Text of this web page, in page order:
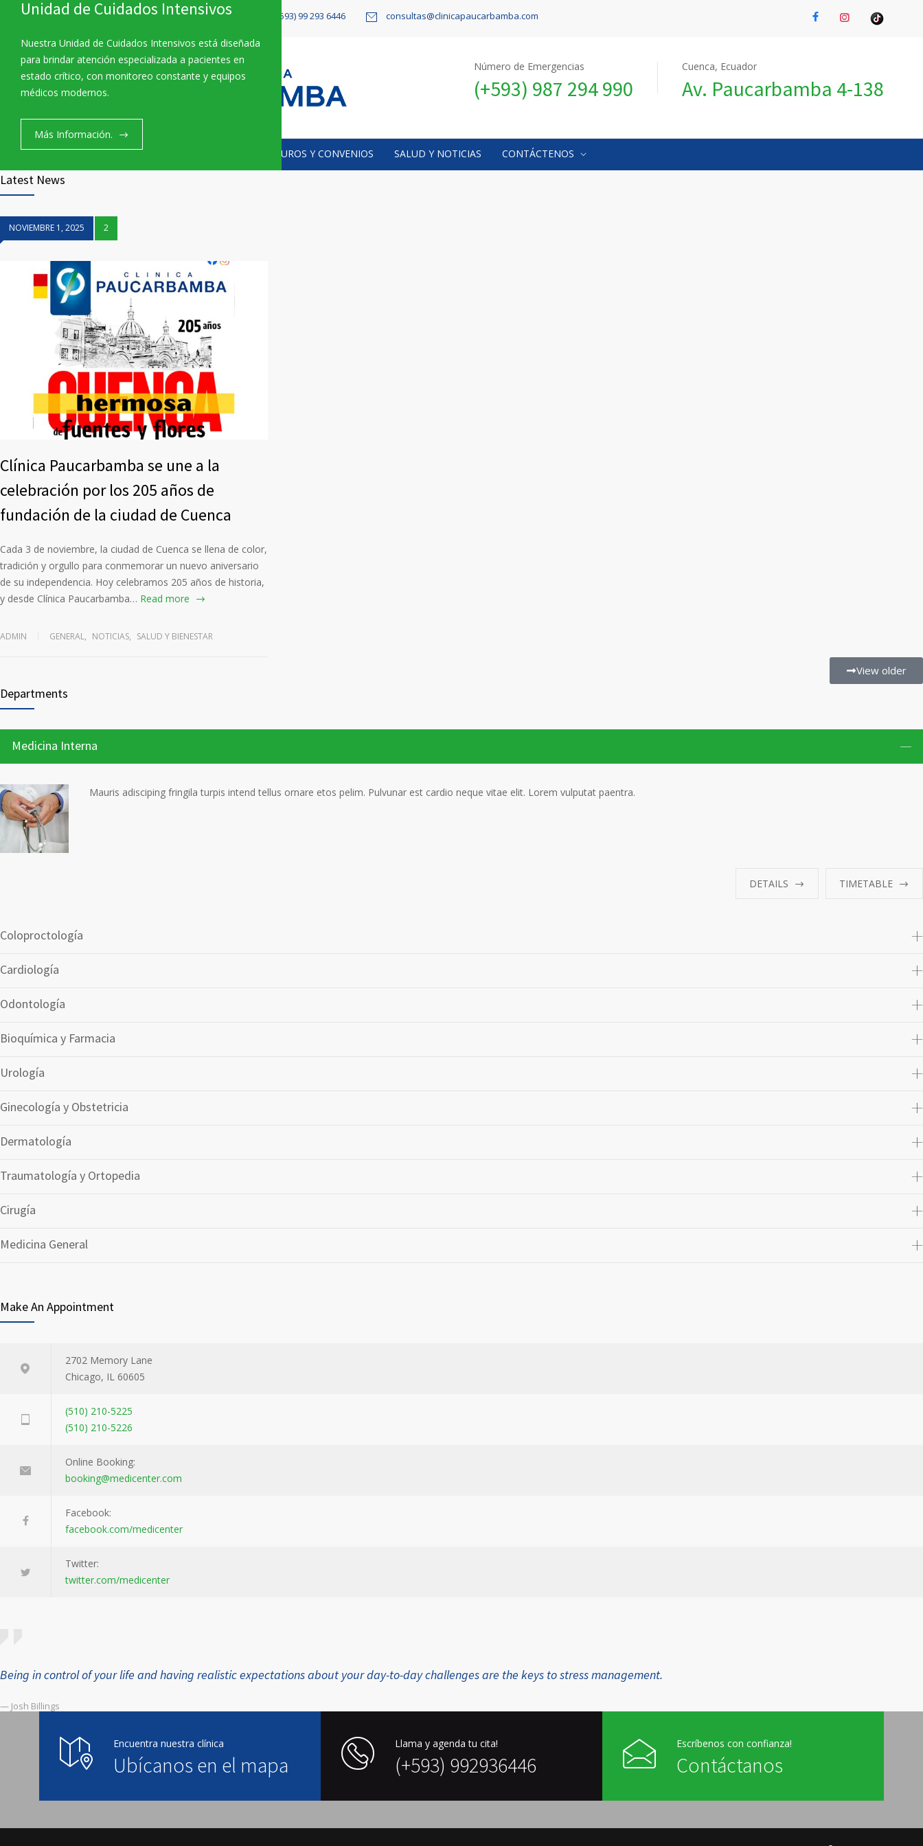
Av. Paucarbamba 4-138 | Cuenca, Ecuador (+593) 99 293 6446 consultas@clinicapaucarbamba.com
Número de Emergencias
(+593) 987 294 990
Cuenca, Ecuador
Av. Paucarbamba 4-138
INICIO LA CLÍNICA SEGUROS Y CONVENIOS SALUD Y NOTICIAS CONTÁCTENOS
Unidad de Cuidados Intensivos
Nuestra Unidad de Cuidados Intensivos está diseñada
para brindar atención especializada a pacientes en
estado crítico, con monitoreo constante y equipos
médicos modernos.
Más Información.
Latest News
NOVIEMBRE 1, 2025 2
Clínica Paucarbamba se une a la
celebración por los 205 años de
fundación de la ciudad de Cuenca
Cada 3 de noviembre, la ciudad de Cuenca se llena de color,
tradición y orgullo para conmemorar un nuevo aniversario
de su independencia. Hoy celebramos 205 años de historia,
y desde Clínica Paucarbamba… Read more
ADMIN GENERAL, NOTICIAS, SALUD Y BIENESTAR
View older
Departments
Medicina Interna
Mauris adisciping fringila turpis intend tellus ornare etos pelim. Pulvunar est cardio neque vitae elit. Lorem vulputat paentra.
TIMETABLE
DETAILS
Coloproctología
Cardiología
Odontología
Bioquímica y Farmacia
Urología
Ginecología y Obstetricia
Dermatología
Traumatología y Ortopedia
Cirugía
Medicina General
Make An Appointment
2702 Memory Lane
Chicago, IL 60605
(510) 210-5225
(510) 210-5226
Online Booking:
booking@medicenter.com
Facebook:
facebook.com/medicenter
Twitter:
twitter.com/medicenter
Being in control of your life and having realistic expectations about your day-to-day challenges are the keys to stress management.
— Josh Billings
Encuentra nuestra clínica
Ubícanos en el mapa
Llama y agenda tu cita!
(+593) 992936446
Escríbenos con confianza!
Contáctanos